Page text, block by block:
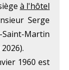
à l'hôtel
Serge
Martin
1960 est